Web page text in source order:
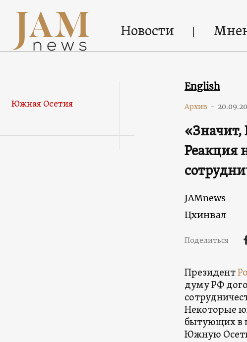
Новости
Южная Осетия
English
Архив -
Реакция
JAMnews
Цхинвал
Поделиться
Президент
думу РФ
Некоторые
бытующих в
Южную